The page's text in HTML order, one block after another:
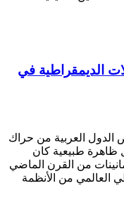
الديمقراطية في
الدول العربية من حراك
ظاهرة طبيعية كان
من القرن الماضي
العالمي من الأنظمة